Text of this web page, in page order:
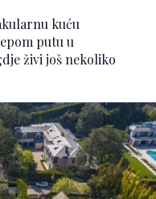
kuću
putu u
živi još nekoliko